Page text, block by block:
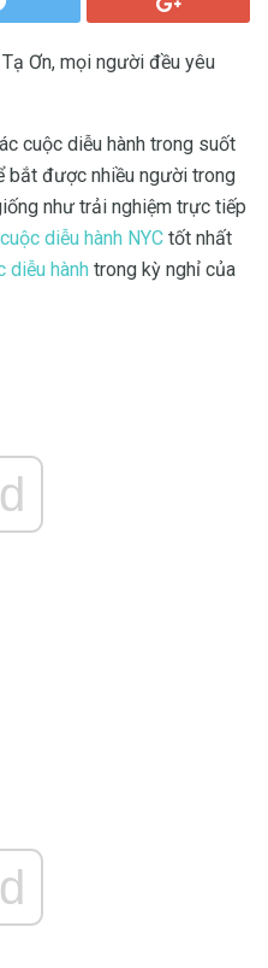
Ơn, mọi người đều yêu
cuộc diễu hành trong suốt
bắt được nhiều người trong
như trải nghiệm trực tiếp
cuộc diễu hành NYC tốt nhất
diễu hành trong kỳ nghỉ của